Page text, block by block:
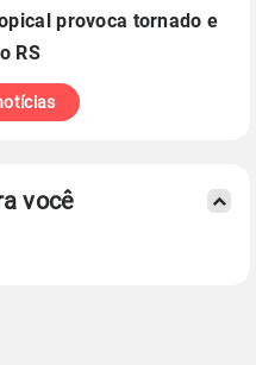
provoca tornado e
RS
você